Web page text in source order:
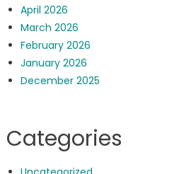
April 2026
March 2026
February 2026
January 2026
December 2025
Categories